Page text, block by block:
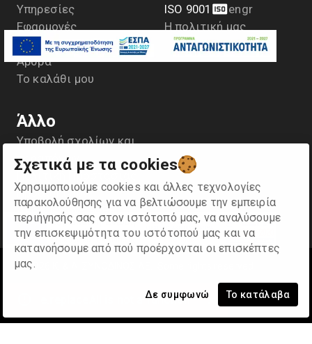
Σχετικά με τα cookies
Χρησιμοποιούμε cookies και άλλες τεχνολογίες
παρακολούθησης για να βελτιώσουμε την εμπειρία
περιήγησής σας στον ιστότοπό μας, να αναλύσουμε
την επισκεψιμότητα του ιστότοπού μας και να
κατανοήσουμε από πού προέρχονται οι επισκέπτες
μας.
Δε συμφωνώ Το κατάλαβα
Υπηρεσίες
Εφαρμογές
Αντιπροσωπείες
Άρθρα
Το καλάθι μου
ISO 9001
engr
Η πολιτική μας
Άλλο
Υποβολή σχολίων και
παραπόνων
Πολιτική Προστασίας
Προσωπικών
Δεδομένων- GDPR
Οροι χρήσης
©2026
e.replaceAll is not a function